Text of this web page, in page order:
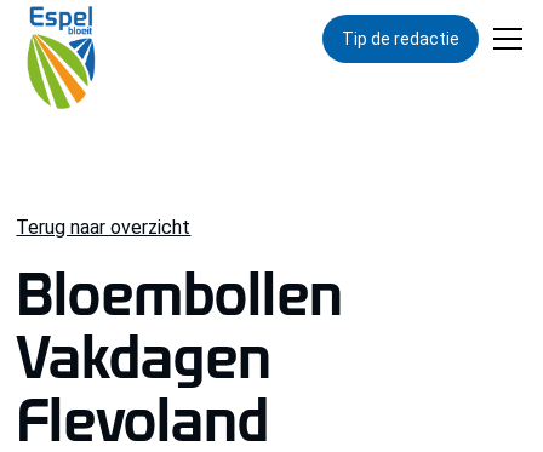
Tip de redactie
Terug naar overzicht
Bloembollen
Vakdagen
Flevoland